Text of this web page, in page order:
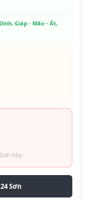
Giáp - Mão - Ất,
này.
Sơn